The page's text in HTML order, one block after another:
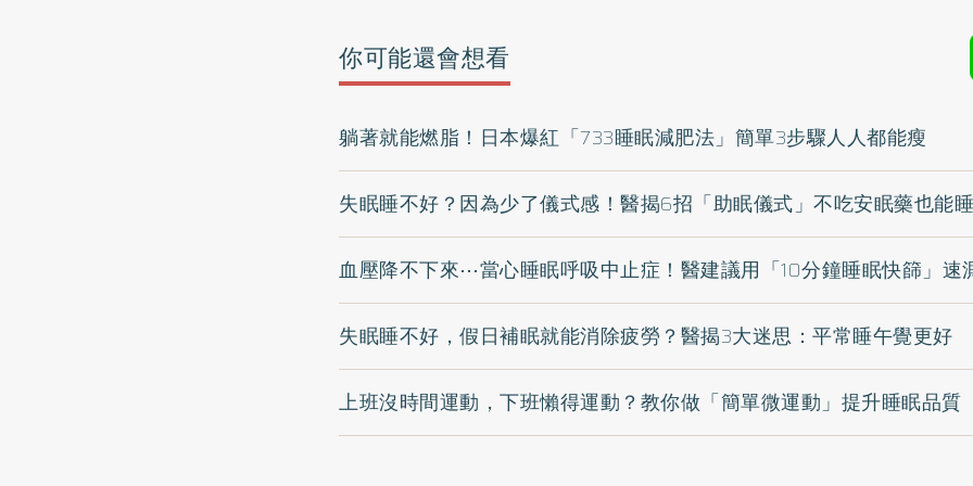
你可能還會想看
躺著就能燃脂！日本爆紅「733睡眠減肥法」簡單3步驟人人都能瘦
失眠睡不好？因為少了儀式感！醫揭6招「助眠儀式」不吃安眠藥也能睡
血壓降不下來⋯當心睡眠呼吸中止症！醫建議用「10分鐘睡眠快篩」速
失眠睡不好，假日補眠就能消除疲勞？醫揭3大迷思：平常睡午覺更好
上班沒時間運動，下班懶得運動？教你做「簡單微運動」提升睡眠品質